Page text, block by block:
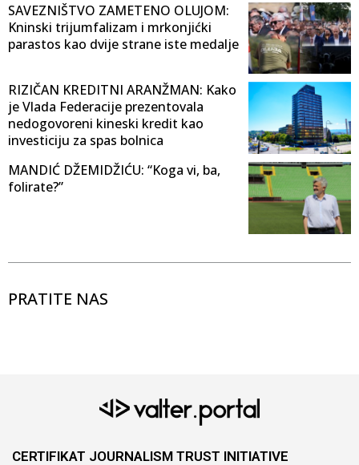
SAVEZNIŠTVO ZAMETENO OLUJOM:
Kninski trijumfalizam i mrkonjićki
parastos kao dvije strane iste medalje
RIZIČAN KREDITNI ARANŽMAN: Kako
je Vlada Federacije prezentovala
nedogovoreni kineski kredit kao
investiciju za spas bolnica
MANDIĆ DŽEMIDŽIĆU: “Koga vi, ba,
folirate?”
PRATITE NAS
CERTIFIKAT JOURNALISM TRUST INITIATIVE